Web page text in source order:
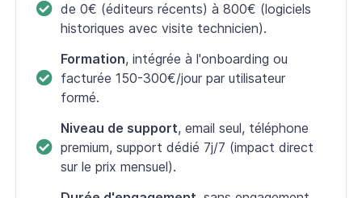
de 0€ (éditeurs récents) à 800€ (logiciels
historiques avec visite technicien).
Formation, intégrée à l'onboarding ou
facturée 150-300€/jour par utilisateur
formé.
Niveau de support, email seul, téléphone
premium, support dédié 7j/7 (impact direct
sur le prix mensuel).